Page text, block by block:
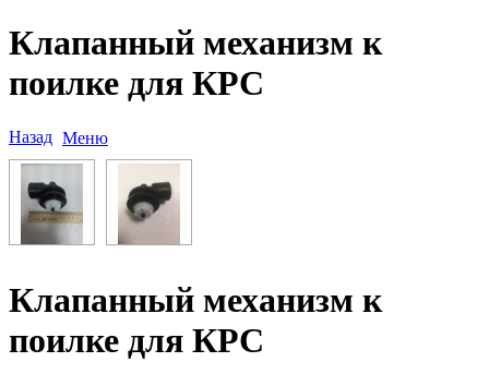
Клапанный механизм к
поилке для КРС
Назад Меню
Клапанный механизм к
поилке для КРС